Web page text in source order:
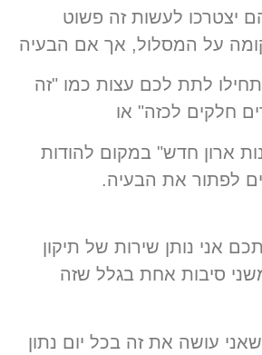
יצטרכו לעשות זה פשוט
על המסלול, אך אם הבעיה
לתת לכם עצות כמו "זה
חלקים לכזה" או
ארון חדש" במקום להודות
לפתור את הבעיה.
אני נותן שירות של תיקון
משני סיבות אחת בגלל שזה
עושה את זה בכל יום נתון